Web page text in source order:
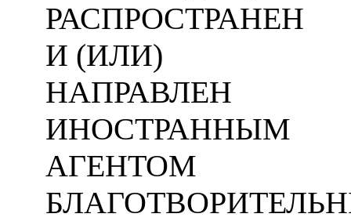
РАСПРОСТРАНЕН
И (ИЛИ)
НАПРАВЛЕН
ИНОСТРАННЫМ
АГЕНТОМ